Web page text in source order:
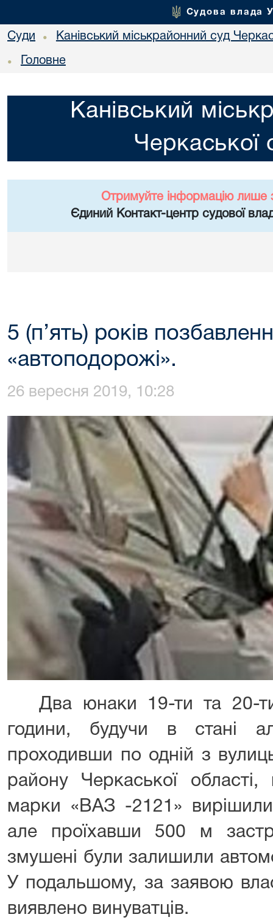
Судова влада
Суди • Канівський міськрайонний суд
• Головне
Канівський
Черкаської
Отримуйте інформацію лише
Єдиний Контакт-центр судової
5 (п’ять) років
«автоподорожі».
26 вересня 2019, 10:28
Два юнаки 19-ти та 20-ти
години, будучи в стані
проходивши по одній з
району Черкаської
марки «ВАЗ -2121»
але проїхавши 500 м
змушені були залишили
У подальшому, за заявою
виявлено винуватців.